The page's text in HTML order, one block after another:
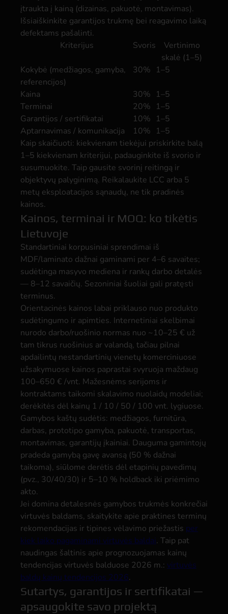
įtraukta į kainą (dizainas, pakuotė, montavimas).
Išsiaiškinkite garantijos trukmę bei reagavimo laiką
defektams pašalinti.
Kriterijus
Svoris
Vertinimo
skalė (1–5)
Kokybė (medžiagos, gamyba,
referencijos)
30% 1–5
Kaina 30% 1–5
Terminai
20% 1–5
Garantijos / sertifikatai
10% 1–5
Aptarnavimas / komunikacija
10% 1–5
Kaip skaičiuoti: kiekvienam tiekėjui priskirkite balą
1–5 kiekvienam kriterijui, padauginkite iš svorio ir
susumuokite. Taip gausite svorinį reitingą ir
objektyvų palyginimą. Reikalaukite LCC arba 5
metų eksploatacijos sąnaudų, ne tik pradinės
kainos.
Kainos, terminai ir MOQ: ko tikėtis
Lietuvoje
Standartiniai korpusiniai sprendimai iš
MDF/laminato dažnai gaminami per 4–6 savaites;
sudėtinga masyvo mediena ir rankų darbo detalės
— 8–12 savaičių. Sezoniniai šuoliai gali pratęsti
terminus.
Orientacinės kainos labai priklauso nuo produkto
sudėtingumo ir apimties. Internetiniai skelbimai
nurodo darbo/ruošinio normas nuo ~10–25 € už
tam tikrus ruošinius ar valandą, tačiau pilnai
apdailintų nestandartinių vienetų komerciniuose
užsakymuose kainos paprastai svyruoja maždaug
100–650 € /vnt. Mažesnėms serijoms ir
kontraktams taikomi skalavimo nuolaidų modeliai;
derėkitės dėl kainų 1 / 10 / 50 / 100 vnt. lygiuose.
Gamybos kaštų sudėtis: medžiagos, furnitūra,
darbas, prototipo gamyba, pakuotė, transportas,
montavimas, garantijų įkainiai. Dauguma gamintojų
pradeda gamybą gavę avansą (50 % dažnai
taikoma), siūlome derėtis dėl etapinių pavedimų
(pvz., 30/40/30) ir 5–10 % holdback iki priėmimo
akto.
Jei domina detalesnės gamybos trukmės konkrečiai
virtuvės baldams, skaitykite apie praktines terminų
rekomendacijas ir tipines vėlavimo priežastis per
kiek laiko pagaminami virtuvės baldai. Taip pat
naudingas šaltinis apie prognozuojamas kainų
tendencijas virtuvės balduose 2026 m.: virtuvės
baldų kainų tendencijos 2026.
Sutartys, garantijos ir sertifikatai —
apsaugokite savo projektą